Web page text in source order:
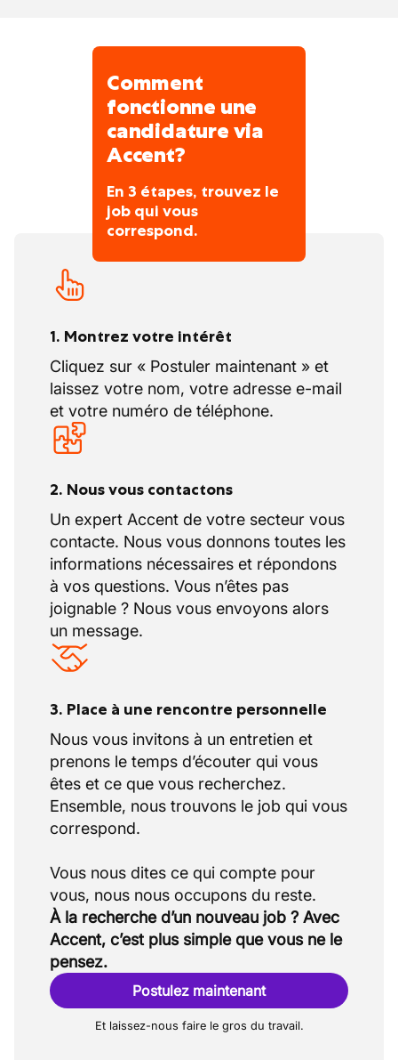
Comment
fonctionne une
candidature via
Accent?
En 3 étapes, trouvez le
job qui vous
correspond.
1. Montrez votre intérêt
Cliquez sur « Postuler maintenant » et
laissez votre nom, votre adresse e-mail
et votre numéro de téléphone.
2. Nous vous contactons
Un expert Accent de votre secteur vous
contacte. Nous vous donnons toutes les
informations nécessaires et répondons
à vos questions. Vous n’êtes pas
joignable ? Nous vous envoyons alors
un message.
3. Place à une rencontre personnelle
Nous vous invitons à un entretien et
prenons le temps d’écouter qui vous
êtes et ce que vous recherchez.
Ensemble, nous trouvons le job qui vous
correspond.
Vous nous dites ce qui compte pour
À la recherche d’un nouveau job ? Avec
Accent, c’est plus simple que vous ne le
pensez.
Postulez maintenant
Et laissez-nous faire le gros du travail.